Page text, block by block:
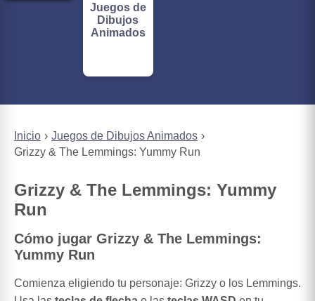
Inicio
Juegos de Dibujos Animados
Grizzy & The Lemmings: Yummy Run
Grizzy & The Lemmings: Yummy
Run
Cómo jugar Grizzy & The Lemmings:
Yummy Run
Comienza eligiendo tu personaje: Grizzy o los Lemmings.
Juegos de
Dibujos
Animados